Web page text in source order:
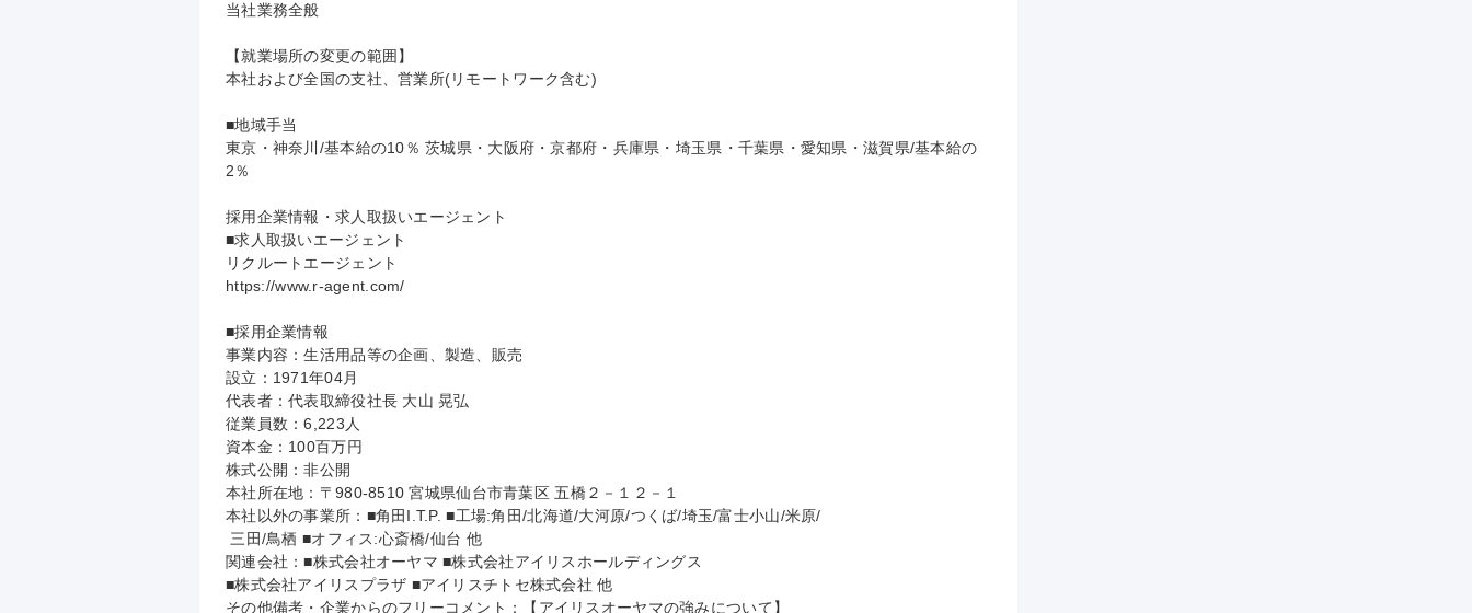
当社業務全般
【就業場所の変更の範囲】
本社および全国の支社、営業所(リモートワーク含む)
■地域手当
東京・神奈川/基本給の10％ 茨城県・大阪府・京都府・兵庫県・埼玉県・千葉県・愛知県・滋賀県/基本給の
2％
採用企業情報・求人取扱いエージェント
■求人取扱いエージェント
リクルートエージェント
https://www.r-agent.com/
■採用企業情報
事業内容：生活用品等の企画、製造、販売
設立：1971年04月
代表者：代表取締役社長 大山 晃弘
従業員数：6,223人
資本金：100百万円
株式公開：非公開
本社所在地：〒980-8510 宮城県仙台市青葉区 五橋２－１２－１
本社以外の事業所：■角田I.T.P. ■工場:角田/北海道/大河原/つくば/埼玉/富士小山/米原/
関連会社：■株式会社オーヤマ ■株式会社アイリスホールディングス
■株式会社アイリスプラザ ■アイリスチトセ株式会社 他
その他備考・企業からのフリーコメント：【アイリスオーヤマの強みについて】